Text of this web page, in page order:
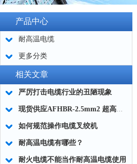
产品中心
耐高温电缆
更多分类
相关文章
严厉打击电缆行业的丑陋现象
现货供应AFHBR-2.5mm2 超高温耐火电缆
如何规范操作电缆叉绞机
耐高温电缆有哪些？
耐火电缆不能当作耐高温电缆使用